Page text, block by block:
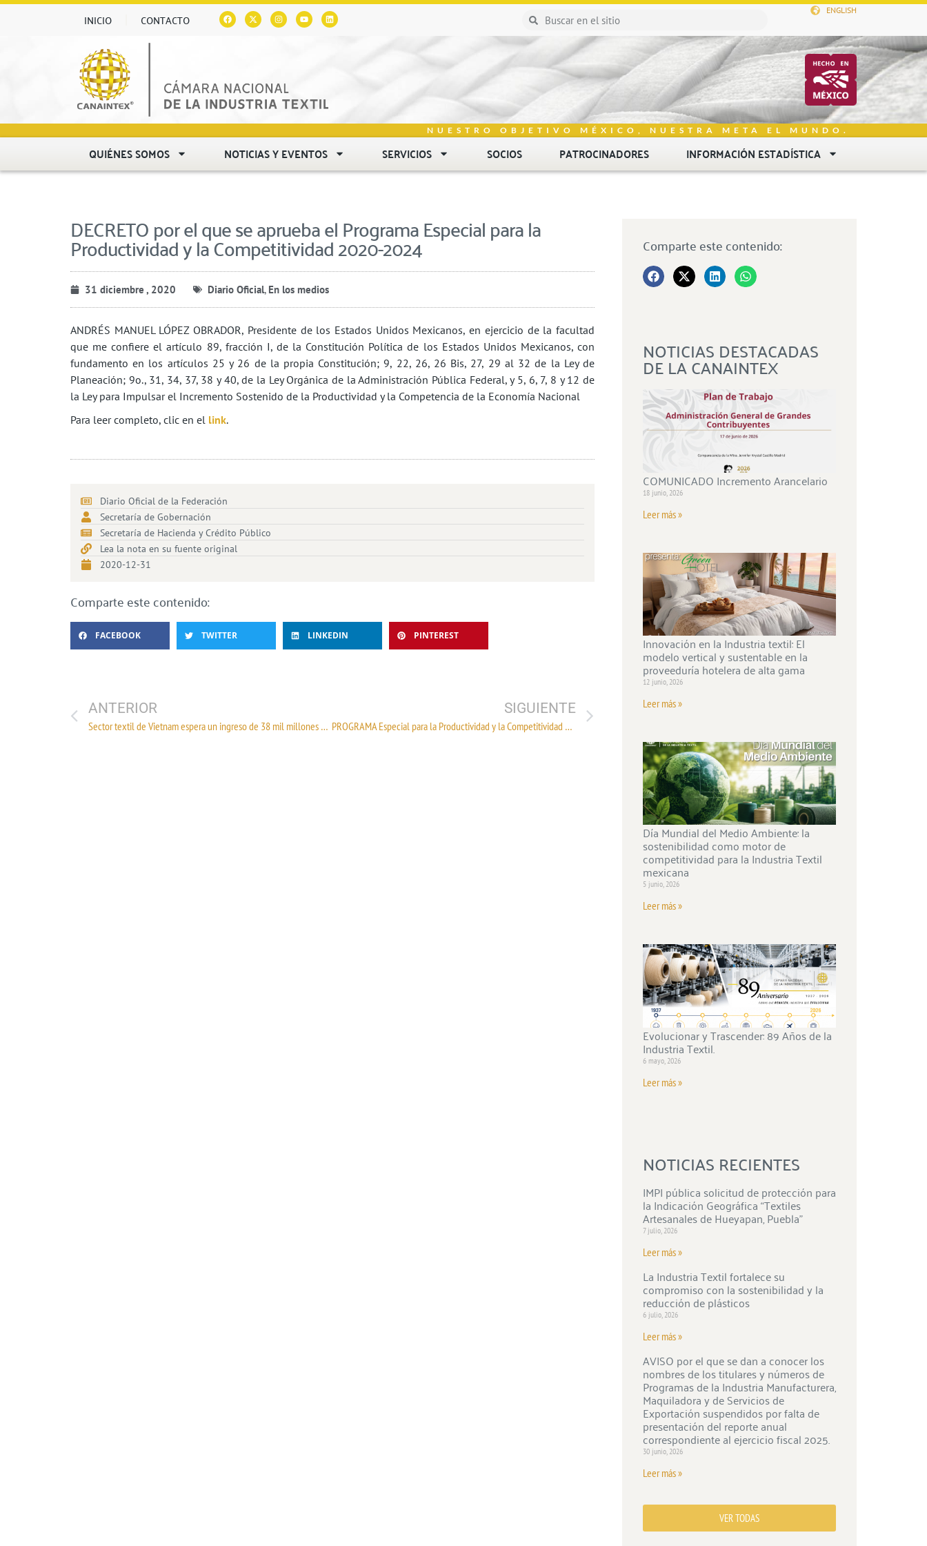
INICIO CONTACTO
ENGLISH
NUESTRO OBJETIVO MÉXICO, NUESTRA META EL MUNDO.
QUIÉNES SOMOS NOTICIAS Y EVENTOS SERVICIOS SOCIOS PATROCINADORES INFORMACIÓN ESTADÍSTICA
DECRETO por el que se aprueba el Programa Especial para la
Productividad y la Competitividad 2020-2024
31 diciembre , 2020 Diario Oficial, En los medios
ANDRÉS MANUEL LÓPEZ OBRADOR, Presidente de los Estados Unidos Mexicanos, en ejercicio de la facultad
que me confiere el artículo 89, fracción I, de la Constitución Política de los Estados Unidos Mexicanos, con
fundamento en los artículos 25 y 26 de la propia Constitución; 9, 22, 26, 26 Bis, 27, 29 al 32 de la Ley de
Planeación; 9o., 31, 34, 37, 38 y 40, de la Ley Orgánica de la Administración Pública Federal, y 5, 6, 7, 8 y 12 de
la Ley para Impulsar el Incremento Sostenido de la Productividad y la Competencia de la Economía Nacional
Para leer completo, clic en el link.
Diario Oficial de la Federación
Secretaría de Gobernación
Secretaría de Hacienda y Crédito Público
Lea la nota en su fuente original
2020-12-31
Comparte este contenido:
FACEBOOK TWITTER LINKEDIN PINTEREST
ANTERIOR
Sector textil de Vietnam espera un ingreso de 38 mil millones de dólares por exportaciones
SIGUIENTE
PROGRAMA Especial para la Productividad y la Competitividad 2020-2024
Comparte este contenido:
NOTICIAS DESTACADAS
DE LA CANAINTEX
COMUNICADO Incremento Arancelario
18 junio, 2026
Leer más »
Innovación en la Industria textil: El
modelo vertical y sustentable en la
proveeduría hotelera de alta gama
12 junio, 2026
Leer más »
Día Mundial del Medio Ambiente: la
sostenibilidad como motor de
competitividad para la Industria Textil
mexicana
5 junio, 2026
Leer más »
Evolucionar y Trascender: 89 Años de la
Industria Textil.
6 mayo, 2026
Leer más »
NOTICIAS RECIENTES
IMPI pública solicitud de protección para
la Indicación Geográfica “Textiles
Artesanales de Hueyapan, Puebla”
7 julio, 2026
Leer más »
La Industria Textil fortalece su
compromiso con la sostenibilidad y la
reducción de plásticos
6 julio, 2026
Leer más »
AVISO por el que se dan a conocer los
nombres de los titulares y números de
Programas de la Industria Manufacturera,
Maquiladora y de Servicios de
Exportación suspendidos por falta de
presentación del reporte anual
correspondiente al ejercicio fiscal 2025.
30 junio, 2026
Leer más »
VER TODAS